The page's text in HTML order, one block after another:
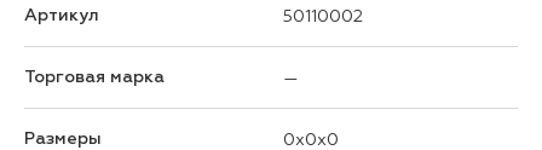
Артикул 50110002
Торговая марка —
Размеры 0x0x0